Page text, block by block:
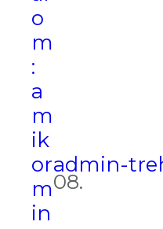
o
m
:
a
m
ik
or
m
in
admin-
08.